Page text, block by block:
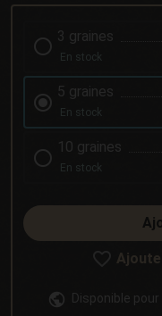
3 graines
En stock
5 graines
En stock
10 graines
En stock
Disponible